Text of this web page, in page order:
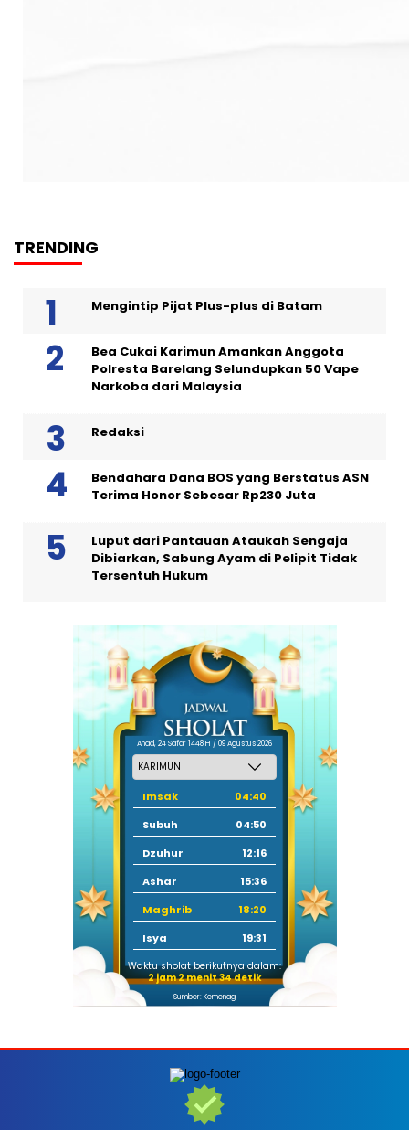
TRENDING
Mengintip Pijat Plus-plus di Batam
Bea Cukai Karimun Amankan Anggota
Polresta Barelang Selundupkan 50 Vape
Narkoba dari Malaysia
Redaksi
Bendahara Dana BOS yang Berstatus ASN
Terima Honor Sebesar Rp230 Juta
Luput dari Pantauan Ataukah Sengaja
Dibiarkan, Sabung Ayam di Pelipit Tidak
Tersentuh Hukum
Ahad, 24 Safar 1448 H / 09 Agustus 2026
Imsak
04:40
Subuh
04:50
Dzuhur
12:16
Ashar
15:36
Maghrib
18:20
Isya
19:31
Waktu sholat berikutnya dalam:
2 jam 2 menit 32 detik
Sumber: Kemenag